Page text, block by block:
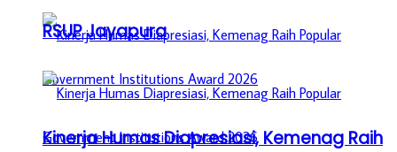
Kinerja Humas Diapresiasi, Kemenag Raih
RSUP Jayapura